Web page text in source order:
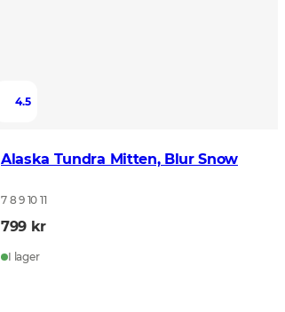
4.5
Alaska Tundra Mitten, Blur Snow
7 8 9 10 11
799 kr
I lager